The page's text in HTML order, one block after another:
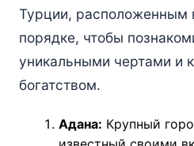
Турции, расположенным
порядке, чтобы
уникальными чертами и
богатством.
Адана: Крупный